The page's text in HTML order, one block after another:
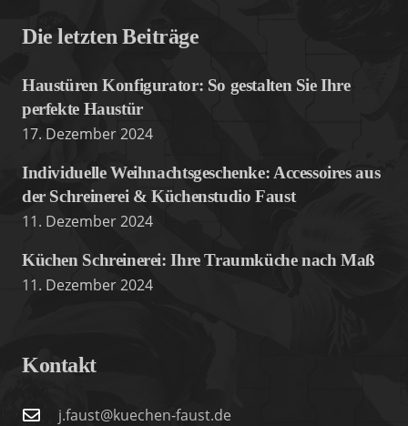
Die letzten Beiträge
Haustüren Konfigurator: So gestalten Sie Ihre
perfekte Haustür
17. Dezember 2024
Individuelle Weihnachtsgeschenke: Accessoires aus
der Schreinerei & Küchenstudio Faust
11. Dezember 2024
Küchen Schreinerei: Ihre Traumküche nach Maß
11. Dezember 2024
Kontakt
j.faust@kuechen-faust.de